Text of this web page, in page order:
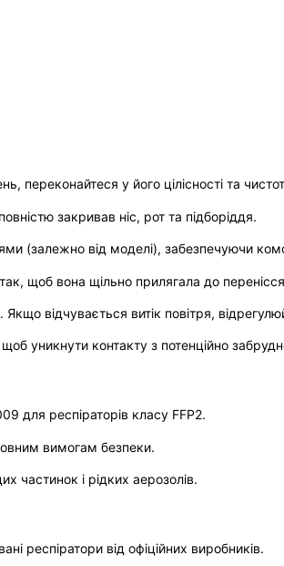
переконайтеся у його цілісності та
закривав ніс, рот та підборіддя.
(залежно від моделі), забезпечуючи
щоб вона щільно прилягала до перенісся,
відчувається витік повітря,
уникнути контакту з потенційно
для респіраторів класу FFP2.
вимогам безпеки.
частинок і рідких аерозолів.
респіратори від офіційних виробників.